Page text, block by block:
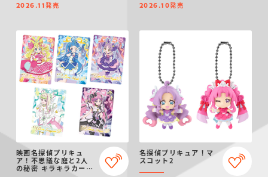
2026.11発売 2026.10発売
映画名探偵プリキュ
ア！不思議な庭と2人
の秘密 キラキラカード
名探偵プリキュア！マ
スコット2